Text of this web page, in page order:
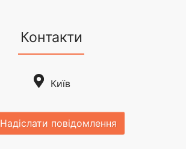
Контакти
Київ
Надіслати повідомлення